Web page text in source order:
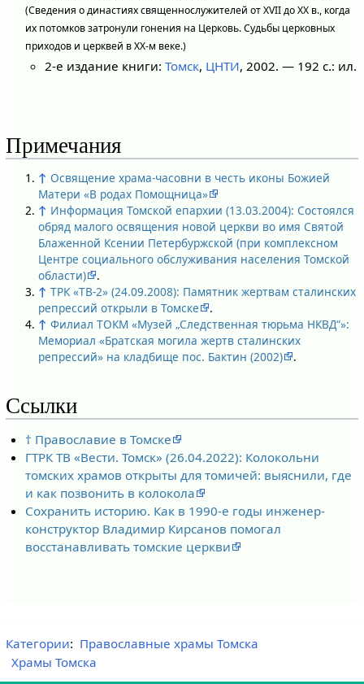
(Сведения о династиях священнослужителей от XVII до ХХ в., когда
их потомков затронули гонения на Церковь. Судьбы церковных
приходов и церквей в XX-м веке.)
2-е издание книги:Томск, ЦНТИ, 2002. — 192 с.: ил.
Примечания
↑ Освящение храма-часовни в честь иконы Божией
Матери «В родах Помощница»
↑ Информация Томской епархии (13.03.2004): Состоялся
обряд малого освящения новой церкви во имя Святой
Блаженной Ксении Петербуржской (при комплексном
Центре социального обслуживания населения Томской
области)
.
↑ ТРК «ТВ-2» (24.09.2008): Памятник жертвам сталинских
репрессий открыли в Томске
.
↑ Филиал ТОКМ «Музей „Следственная тюрьма НКВД“»:
Мемориал «Братская могила жертв сталинских
репрессий» на кладбище пос. Бактин (2002)
.
Ссылки
† Православие в Томске
ГТРК ТВ «Вести. Томск» (26.04.2022): Колокольни
томских храмов открыты для томичей: выяснили, где
и как позвонить в колокола
Сохранить историю. Как в 1990-е годы инженер-
конструктор Владимир Кирсанов помогал
восстанавливать томские церкви
Категории: Православные храмы Томска
Храмы Томска